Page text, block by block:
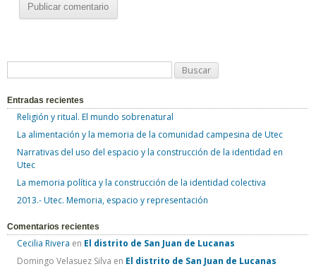
s
Entradas recientes
Religión y ritual. El mundo sobrenatural
La alimentación y la memoria de la comunidad campesina de Utec
Narrativas del uso del espacio y la construcción de la identidad en
Utec
La memoria política y la construcción de la identidad colectiva
2013.- Utec. Memoria, espacio y representación
Comentarios recientes
Cecilia Rivera en El distrito de San Juan de Lucanas
Domingo Velasuez Silva en El distrito de San Juan de Lucanas